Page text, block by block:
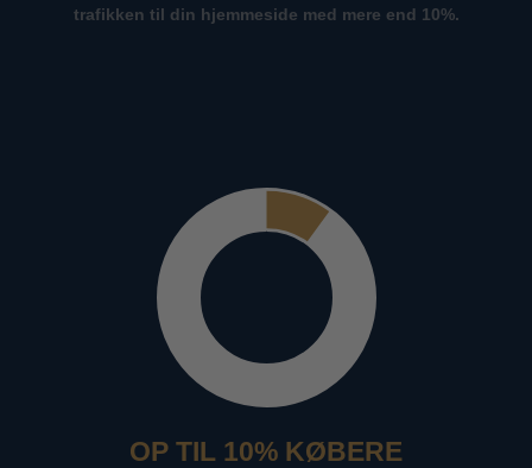
trafikken til din hjemmeside med mere end 10%.
OP TIL 10% KØBERE